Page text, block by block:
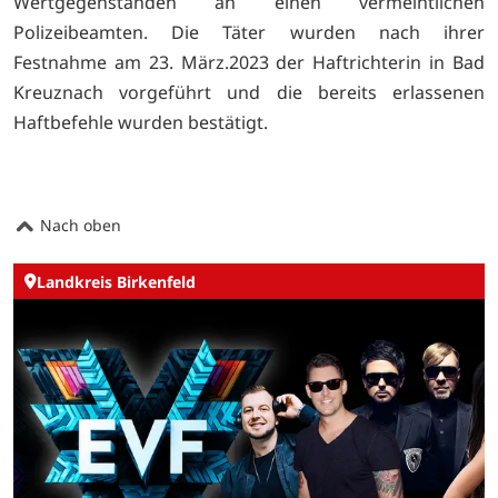
Polizeibeamten. Die Täter wurden nach ihrer
Festnahme am 23. März.2023 der Haftrichterin in Bad
Kreuznach vorgeführt und die bereits erlassenen
Haftbefehle wurden bestätigt.
Nach oben
Landkreis Birkenfeld